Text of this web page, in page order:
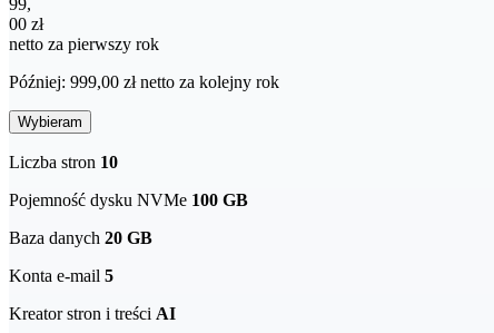
99,
00 zł
netto za pierwszy rok
Później: 999,00 zł netto za kolejny rok
Wybieram
Liczba stron 10
Pojemność dysku NVMe 100 GB
Baza danych 20 GB
Konta e-mail 5
Kreator stron i treści AI